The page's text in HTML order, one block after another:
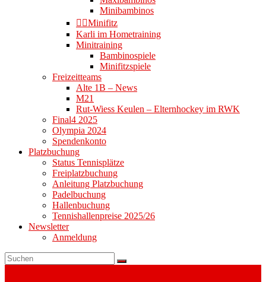
Minibambinos
👉🏻Minifitz
Karli im Hometraining
Minitraining
Bambinospiele
Minifitzspiele
Freizeitteams
Alte 1B – News
M21
Rut-Wiess Keulen – Elternhockey im RWK
Final4 2025
Olympia 2024
Spendenkonto
Platzbuchung
Status Tennisplätze
Freiplatzbuchung
Anleitung Platzbuchung
Padelbuchung
Hallenbuchung
Tennishallenpreise 2025/26
Newsletter
Anmeldung